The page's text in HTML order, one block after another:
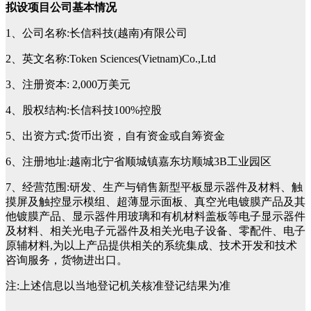
拟设项目公司基本情况
1、公司名称:长信科技(越南)有限公司
2、英文名称:Token Sciences(Vietnam)Co.,Ltd
3、注册资本: 2,000万美元
4、股权结构:长信科技100%控股
5、出资方式:货币出资，自有资金或自筹资金
6、注册地址:越南北宁省顺城镇嘉东坊顺城3B工业园区
7、经营范围 :研发、生产与销售新型平板显示器件及材料、触
摸屏及触控显示模组、超薄显示面板、真空光电镀膜产品及其
他镀膜产品、显示器件用玻璃和有机材料盖板等电子显示器件
及材料、相关光电子元器件及相关光电子设备、零配件、电子
原辅材料,为以上产品提供相关的系统集成、技术开发和技术
咨询服务，货物进出口。
注:上述信息以当地登记机关核准登记结果为准